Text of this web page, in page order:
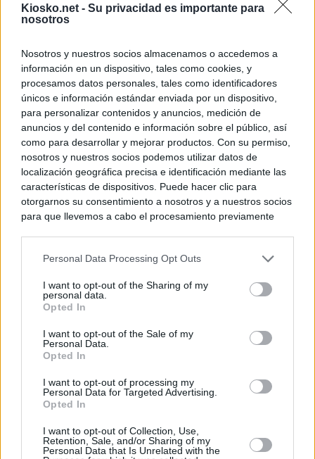
Kiosko.net - Su privacidad es importante para
nosotros
Nosotros y nuestros socios almacenamos o accedemos a
información en un dispositivo, tales como cookies, y
procesamos datos personales, tales como identificadores
únicos e información estándar enviada por un dispositivo,
para personalizar contenidos y anuncios, medición de
anuncios y del contenido e información sobre el público, así
como para desarrollar y mejorar productos. Con su permiso,
nosotros y nuestros socios podemos utilizar datos de
localización geográfica precisa e identificación mediante las
características de dispositivos. Puede hacer clic para
otorgarnos su consentimiento a nosotros y a nuestros socios
para que llevemos a cabo el procesamiento previamente
negar su consentimiento. Tenga en cuenta que algún
de su consentimiento, pero usted tiene el derecho de
rechazar tal procesamiento. Sus preferencias se aplicarán
cualquier momento entrando de nuevo en este sitio web o
visitando nuestra política de privacidad.
Personal Data Processing Opt Outs
I want to opt-out of the Sharing of my
personal data.
Opted In
I want to opt-out of the Sale of my
Personal Data.
Opted In
I want to opt-out of processing my
Personal Data for Targeted Advertising.
Opted In
I want to opt-out of Collection, Use,
Retention, Sale, and/or Sharing of my
Personal Data that Is Unrelated with the